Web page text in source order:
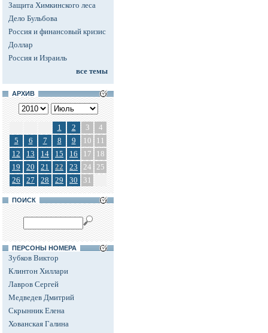
Защита Химкинского леса
Дело Бульбова
Россия и финансовый кризис
Доллар
Россия и Израиль
все темы
АРХИВ
1 2 3
4
5
6 7 8 9 10
11
12
13 14 15 16 17
18
19
20 21 22 23 24 25
26
27 28 29 30 31
ПОИСК
ПЕРСОНЫ НОМЕРА
Зубков Виктор
Клинтон Хиллари
Лавров Сергей
Медведев Дмитрий
Скрынник Елена
Хованская Галина